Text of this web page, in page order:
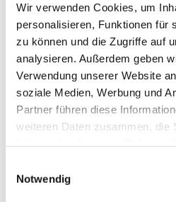
Wir verwenden Cookies, um
personalisieren, Funktionen für
zu können und die Zugriffe auf
analysieren. Außerdem geben
Verwendung unserer Website
soziale Medien, Werbung und
Partner führen diese
weiteren Daten zusammen, die
Notwendig
durch vier
Barockzeit dar.
Die über 140 Besucher
meditativen, mal
Spiel aufmerksam mit. Am
jährige Musikerin, die ihr
Fritz-Wicho Herrmann-